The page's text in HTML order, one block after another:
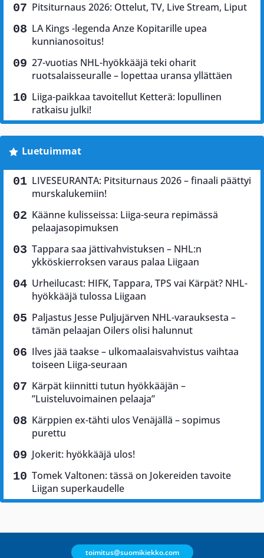
Pitsiturnaus 2026: Ottelut, TV, Live Stream, Liput
LA Kings -legenda Anze Kopitarille upea
kunnianosoitus!
27-vuotias NHL-hyökkääjä teki oharit
ruotsalaisseuralle – lopettaa uransa yllättäen
Liiga-paikkaa tavoitellut Ketterä: lopullinen
ratkaisu julki!
Luetuimmat
LIVESEURANTA: Pitsiturnaus 2026 – finaali päättyi
murskalukemiin!
Käänne kulisseissa: Liiga-seura repimässä
pelaajasopimuksen
Tappara saa jättivahvistuksen – NHL:n
ykköskierroksen varaus palaa Liigaan
Urheilucast: HIFK, Tappara, TPS vai Kärpät? NHL-
hyökkääjä tulossa Liigaan
Paljastus Jesse Puljujärven NHL-varauksesta –
tämän pelaajan Oilers olisi halunnut
Ilves jää taakse – ulkomaalaisvahvistus vaihtaa
toiseen Liiga-seuraan
Kärpät kiinnitti tutun hyökkääjän –
”Luisteluvoimainen pelaaja”
Kärppien ex-tähti ulos Venäjällä – sopimus
purettu
Jokerit: hyökkääjä ulos!
Tomek Valtonen: tässä on Jokereiden tavoite
Liigan superkaudelle
toimitus@suomikiekko.com